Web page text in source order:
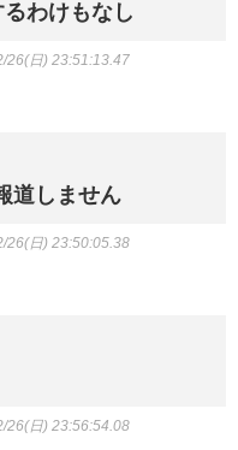
わけもなし
26(日) 23:51:13.47
道しません
26(日) 23:50:05.38
26(日) 23:56:54.08